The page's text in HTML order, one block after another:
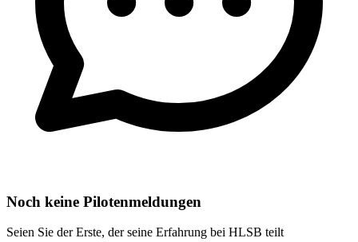
Noch keine Pilotenmeldungen
Seien Sie der Erste, der seine Erfahrung bei HLSB teilt